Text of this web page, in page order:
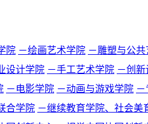
院 －绘画艺术学院 －雕塑与公
设计学院 －手工艺术学院 －创
－电影学院 －动画与游戏学院
合学院 －继续教育学院、社会美